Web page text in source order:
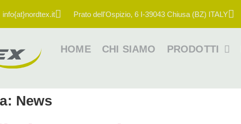
info{at}nordtex.it Prato dell'Ospizio, 6 I-39043 Chiusa (BZ) ITALY
HOME CHI SIAMO PRODOTTI
News